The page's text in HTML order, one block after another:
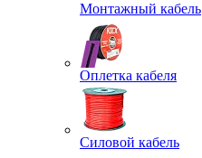
Монтажный кабель
Оплетка кабеля
Силовой кабель